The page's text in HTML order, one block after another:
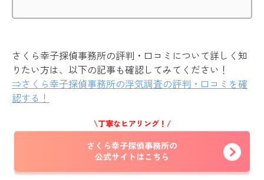
さくら幸子探偵事務所の評判・口コミについて詳しく知
りたい方は、以下の記事も確認してみてください！
⇒さくら幸子探偵事務所の浮気調査の評判・口コミを確
認する！
\丁寧なヒアリング！/
さくら幸子探偵事務所の
公式サイトはこちら